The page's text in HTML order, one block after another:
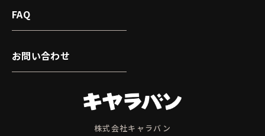
株式会社キャラバン
FAQ
お問い合わせ